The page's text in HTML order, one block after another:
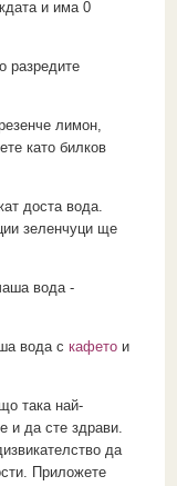
и има 0
разредите
лимон,
като билков
доста вода.
зеленчуци ще
вода -
вода с кафетои
така най-
и да сте здрави.
да
Приложете